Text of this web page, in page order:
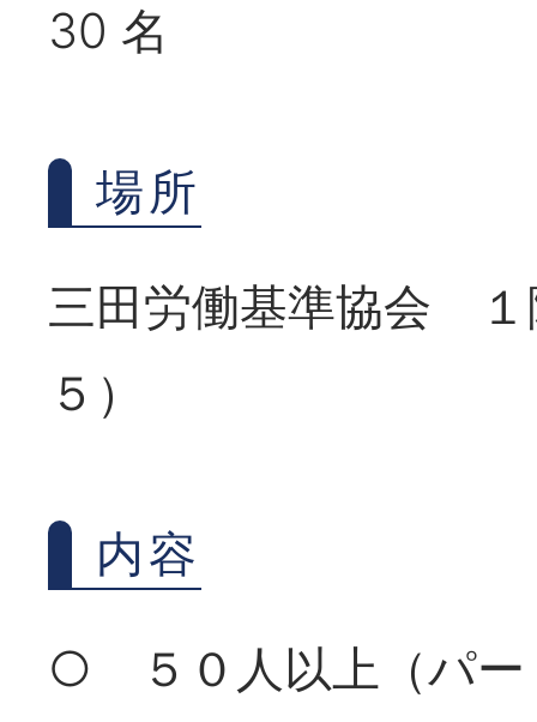
30 名
場所
三田労働基準協会 １
５）
内容
○ ５０人以上（パー